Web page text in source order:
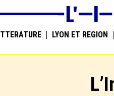
LYON ET RÉGION